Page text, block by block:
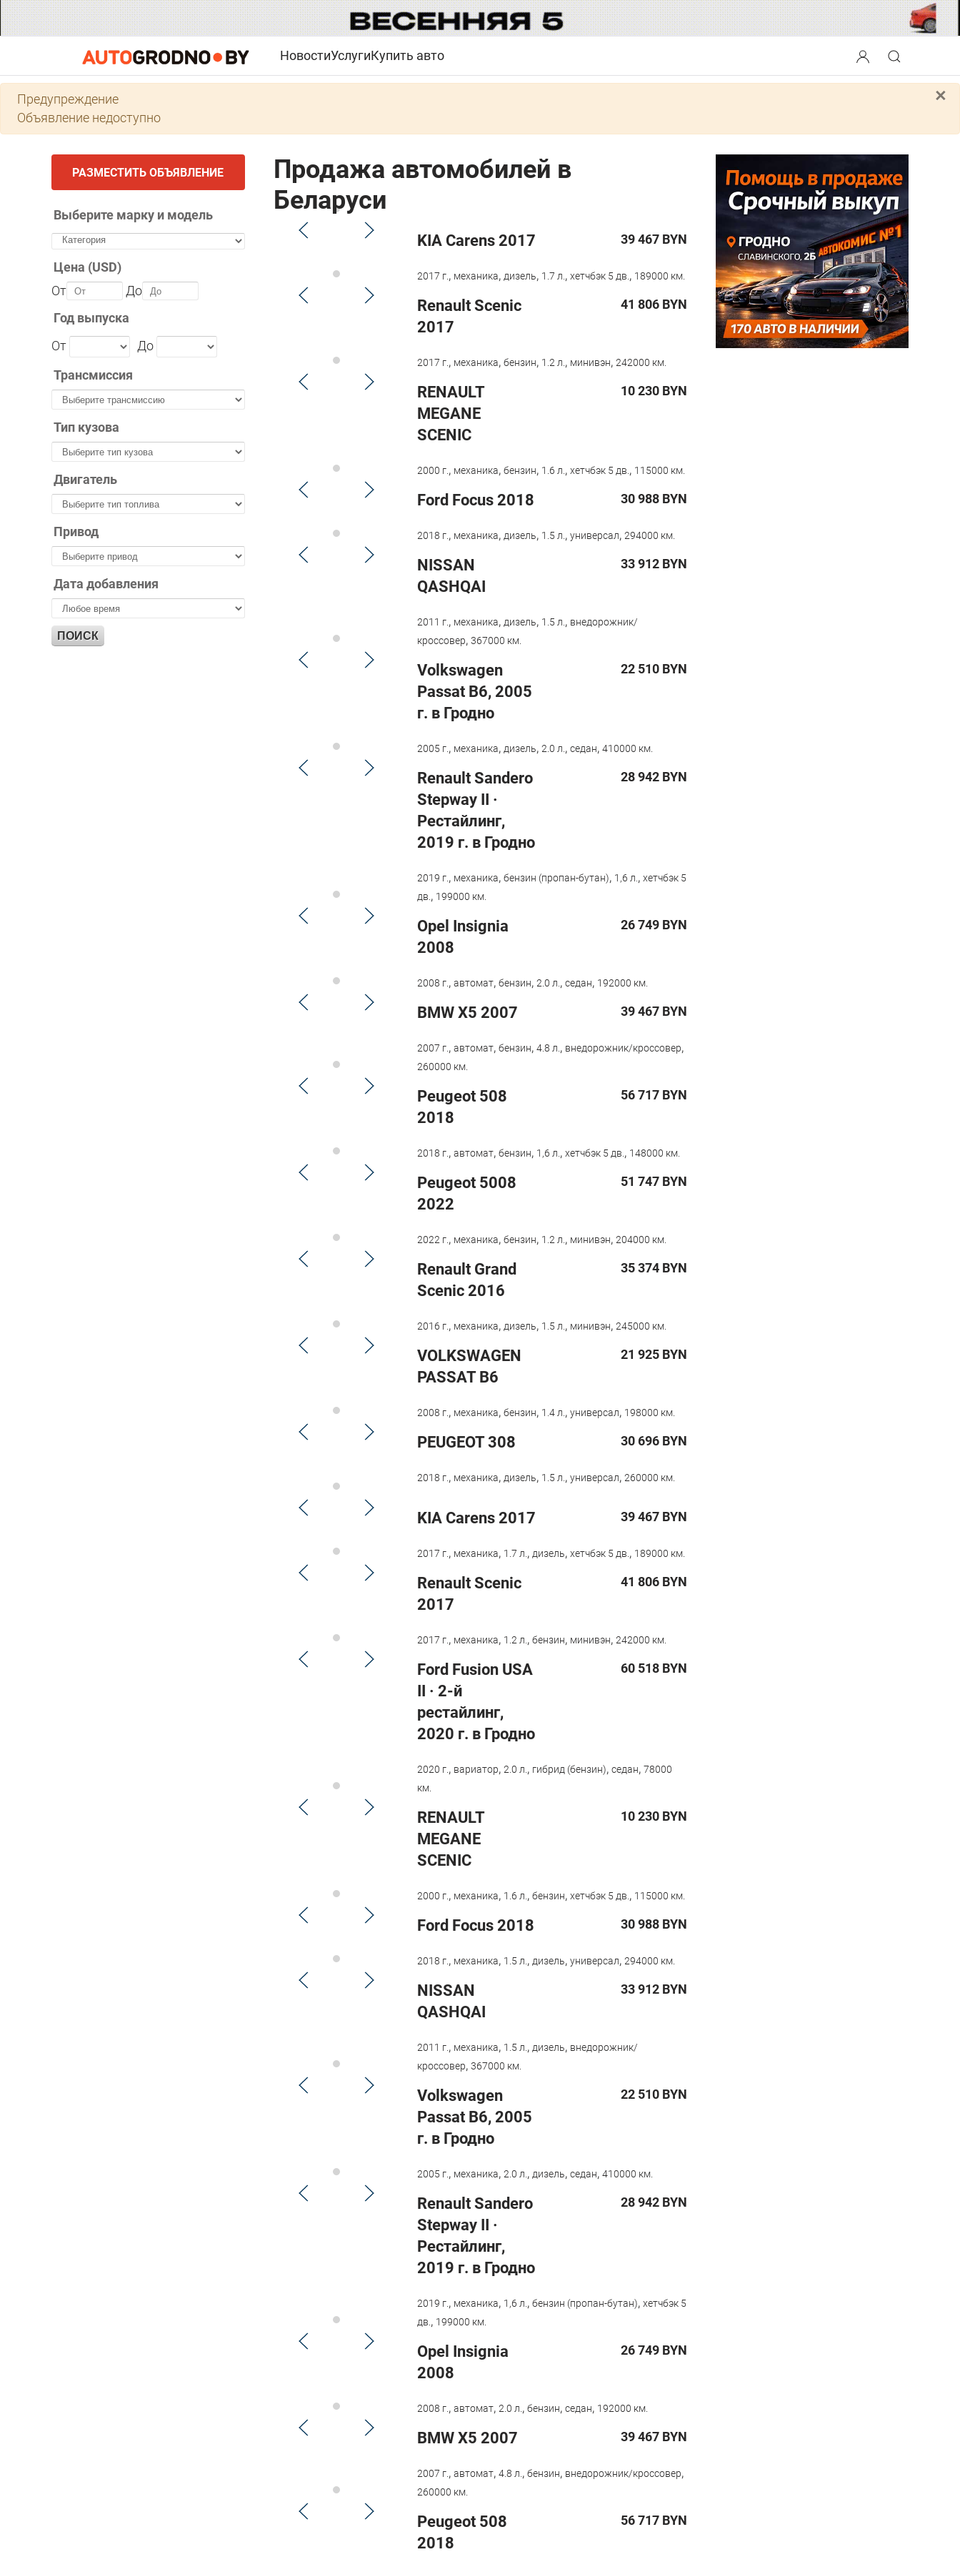
НовостиУслугиКупить авто
×
Предупреждение
Объявление недоступно
РАЗМЕСТИТЬ ОБЪЯВЛЕНИЕ
Выберите марку и модель
Цена (USD)
От
До
Год выпуска
От
До
Трансмиссия
Тип кузова
Двигатель
Привод
Дата добавления
ПОИСК
Продажа автомобилей в
Беларуси
KIA Carens 2017 39 467 BYN
2017 г., механика,дизель, 1.7 л.,хетчбэк 5 дв., 189000 км.
Renault Scenic
2017
41 806 BYN
2017 г., механика,бензин, 1.2 л., минивэн,242000 км.
RENAULT
MEGANE
SCENIC
10 230 BYN
2000 г., механика,бензин, 1.6 л.,хетчбэк 5 дв., 115000 км.
Ford Focus 2018 30 988 BYN
2018 г., механика,дизель, 1.5 л.,универсал,294000 км.
NISSAN
QASHQAI
33 912 BYN
2011 г., механика,дизель, 1.5 л., внедорожник/
кроссовер,367000 км.
Volkswagen
Passat B6, 2005
г. в Гродно
22 510 BYN
2005 г., механика,дизель,2.0 л.,седан,410000 км.
Renault Sandero
Stepway II ·
Рестайлинг,
2019 г. в Гродно
28 942 BYN
2019 г., механика,бензин (пропан-бутан), 1,6 л.,хетчбэк 5
дв., 199000 км.
Opel Insignia
2008
26 749 BYN
2008 г.,автомат,бензин,2.0 л.,седан, 192000 км.
BMW X5 2007 39 467 BYN
2007 г.,автомат,бензин,4.8 л., внедорожник/кроссовер,
260000 км.
Peugeot 508
2018
56 717 BYN
2018 г.,автомат,бензин, 1,6 л.,хетчбэк 5 дв., 148000 км.
Peugeot 5008
2022
51 747 BYN
2022 г., механика,бензин, 1.2 л., минивэн,204000 км.
Renault Grand
Scenic 2016
35 374 BYN
2016 г., механика,дизель, 1.5 л., минивэн,245000 км.
VOLKSWAGEN
PASSAT B6
21 925 BYN
2008 г., механика,бензин, 1.4 л.,универсал, 198000 км.
PEUGEOT 308 30 696 BYN
2018 г., механика,дизель, 1.5 л.,универсал,260000 км.
KIA Carens 2017 39 467 BYN
2017 г., механика, 1.7 л.,дизель,хетчбэк 5 дв., 189000 км.
Renault Scenic
2017
41 806 BYN
2017 г., механика, 1.2 л.,бензин, минивэн,242000 км.
Ford Fusion USA
II · 2-й
рестайлинг,
2020 г. в Гродно
60 518 BYN
2020 г., вариатор,2.0 л., гибрид (бензин),седан,78000
км.
RENAULT
MEGANE
SCENIC
10 230 BYN
2000 г., механика, 1.6 л.,бензин,хетчбэк 5 дв., 115000 км.
Ford Focus 2018 30 988 BYN
2018 г., механика, 1.5 л.,дизель,универсал,294000 км.
NISSAN
QASHQAI
33 912 BYN
2011 г., механика, 1.5 л.,дизель, внедорожник/
кроссовер,367000 км.
Volkswagen
Passat B6, 2005
г. в Гродно
22 510 BYN
2005 г., механика,2.0 л.,дизель,седан,410000 км.
Renault Sandero
Stepway II ·
Рестайлинг,
2019 г. в Гродно
28 942 BYN
2019 г., механика, 1,6 л.,бензин (пропан-бутан),хетчбэк 5
дв., 199000 км.
Opel Insignia
2008
26 749 BYN
2008 г.,автомат,2.0 л.,бензин,седан, 192000 км.
BMW X5 2007 39 467 BYN
2007 г.,автомат,4.8 л.,бензин, внедорожник/кроссовер,
260000 км.
Peugeot 508
2018
56 717 BYN